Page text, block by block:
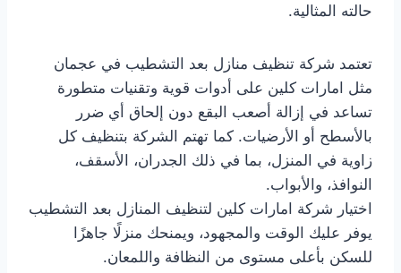
حالته المثالية.
تعتمد شركة تنظيف منازل بعد التشطيب في عجمان
مثل امارات كلين على أدوات قوية وتقنيات متطورة
تساعد في إزالة أصعب البقع دون إلحاق أي ضرر
بالأسطح أو الأرضيات. كما تهتم الشركة بتنظيف كل
زاوية في المنزل، بما في ذلك الجدران، الأسقف،
النوافذ، والأبواب.
اختيار شركة امارات كلين لتنظيف المنازل بعد التشطيب
يوفر عليك الوقت والمجهود، ويمنحك منزلًا جاهزًا
للسكن بأعلى مستوى من النظافة واللمعان.